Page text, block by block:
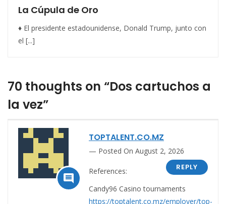
La Cúpula de Oro
♦ El presidente estadounidense, Donald Trump, junto con
el [...]
70 thoughts on “Dos cartuchos a
la vez”

TOPTALENT.CO.MZ
Posted On August 2, 2026
REPLY
References:
Candy96 Casino tournaments
https://toptalent.co.mz/employer/top-